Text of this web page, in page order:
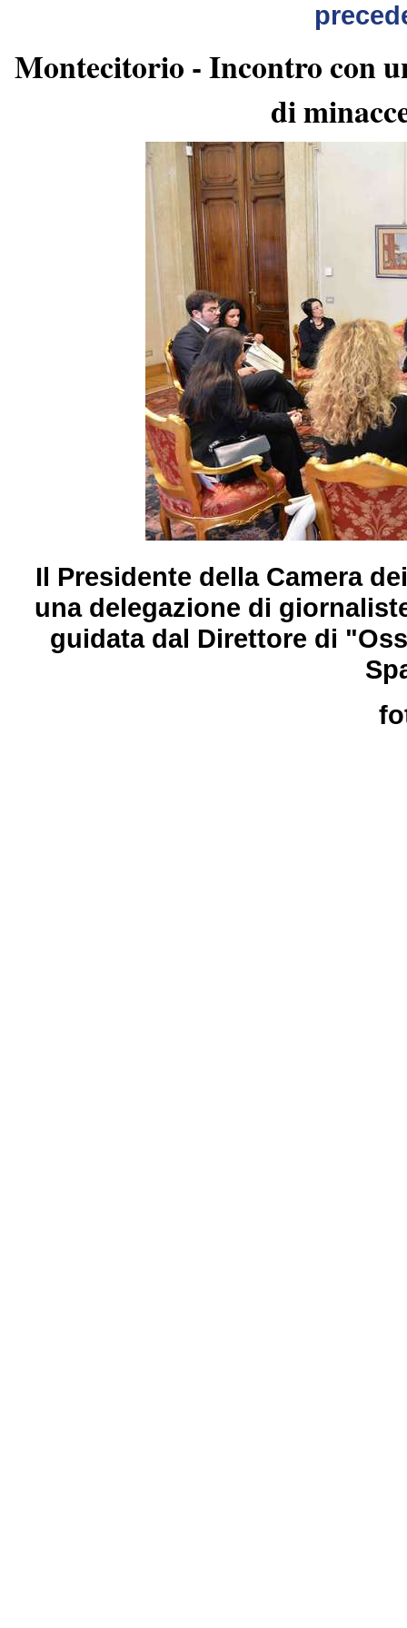
Montecitorio - Incontro con
di
Il Presidente della Camera
una delegazione di
guidata dal Direttore di